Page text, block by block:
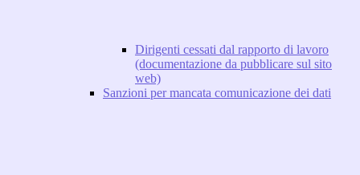
Dirigenti cessati dal rapporto di lavoro
(documentazione da pubblicare sul sito
web)
Sanzioni per mancata comunicazione dei dati